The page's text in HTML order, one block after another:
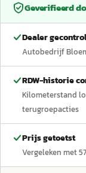
Geverifieerd
Dealer
Autobedrijf
RDW-historie
Kilometerstand
terugroepacties
Prijs getoetst
Vergeleken met